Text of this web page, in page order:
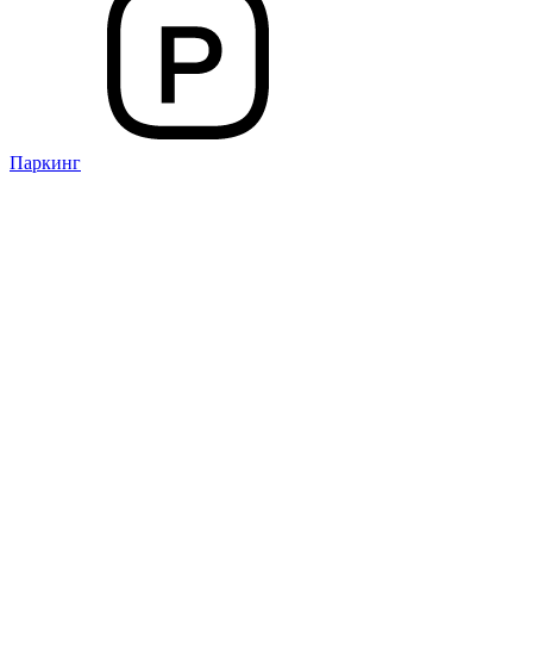
Паркинг